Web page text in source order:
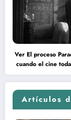
Ver El proceso
cuando el cine
en la inteligencia
Artículos